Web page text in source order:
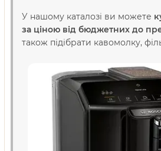
У нашому каталозі ви можете
за ціною від бюджетних до
також підібрати кавомолку,